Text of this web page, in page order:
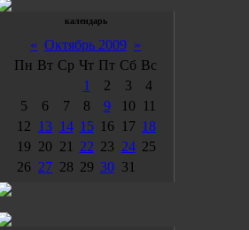
календарь
« Октябрь 2009 »
Пн Вт Ср Чт Пт Сб Вс
1
2 3
4
5
6 7 8 9 10
11
12 13 14 15 16 17 18
19 20 21 22 23 24 25
26 27 28 29 30 31